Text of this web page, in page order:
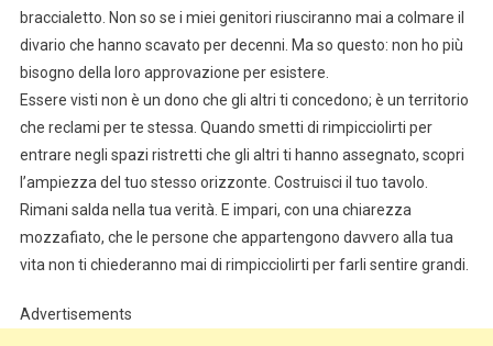
braccialetto. Non so se i miei genitori riusciranno mai a colmare il
divario che hanno scavato per decenni. Ma so questo: non ho più
bisogno della loro approvazione per esistere.
Essere visti non è un dono che gli altri ti concedono; è un territorio
che reclami per te stessa. Quando smetti di rimpicciolirti per
entrare negli spazi ristretti che gli altri ti hanno assegnato, scopri
l’ampiezza del tuo stesso orizzonte. Costruisci il tuo tavolo.
Rimani salda nella tua verità. E impari, con una chiarezza
mozzafiato, che le persone che appartengono davvero alla tua
vita non ti chiederanno mai di rimpicciolirti per farli sentire grandi.
Advertisements